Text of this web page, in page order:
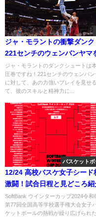
ジャ・モラントの衝撃ダンク
221センチのウェンバンヤマ
えた瞬間
ジャ・モラントのダンクシュートは
圧巻ですね！221センチのウェンバン
に対して、あの力強いプレイを見せ
て、彼のスキルと精神力に...
バスケットボ
12/24 高校バスケ女子シード
激闘！試合日程と見どころ紹
SoftBank ウインターカップ2024令和
第77回全国高等学校選手権大会女子
ケットボールの熱戦が繰り広げられ